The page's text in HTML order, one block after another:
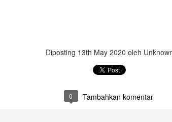
Diposting 13th May 2020 oleh
0 Tambahkan komentar